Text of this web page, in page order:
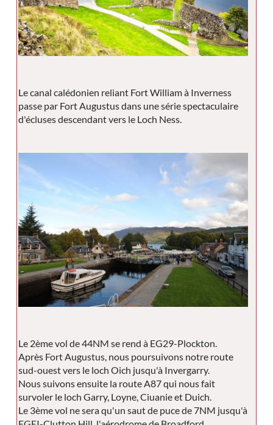
Le canal calédonien reliant Fort William à Inverness
passe par Fort Augustus dans une série spectaculaire
d'écluses descendant vers le Loch Ness.
Le 2ème vol de 44NM se rend à EG29-Plockton.
Après Fort Augustus, nous poursuivons notre route
sud-ouest vers le loch Oich jusqu'à Invergarry.
Nous suivons ensuite la route A87 qui nous fait
survoler le loch Garry, Loyne, Ciuanie et Duich.
Le 3ème vol ne sera qu'un saut de puce de 7NM jusqu'à